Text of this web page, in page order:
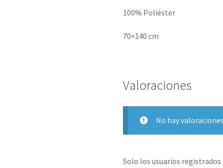
100% Poliéster
70×140 cm
Valoraciones
No hay
Solo los usuarios